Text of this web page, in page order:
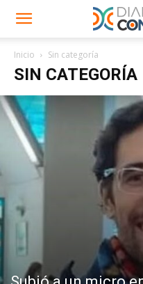
Inicio Sin categoría
SIN CATEGORÍA